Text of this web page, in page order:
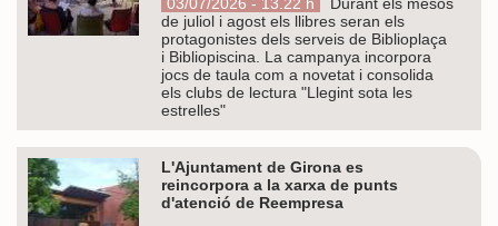
de juliol i agost els llibres seran els
protagonistes dels serveis de Biblioplaça
i Bibliopiscina. La campanya incorpora
jocs de taula com a novetat i consolida
els clubs de lectura "Llegint sota les
estrelles"
L'Ajuntament de Girona es
reincorpora a la xarxa de punts
d'atenció de Reempresa